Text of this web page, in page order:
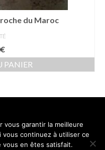
du Maroc
€
PANIER
de vente
vous garantir la meilleure
continuez à utiliser ce
vous en êtes satisfait.